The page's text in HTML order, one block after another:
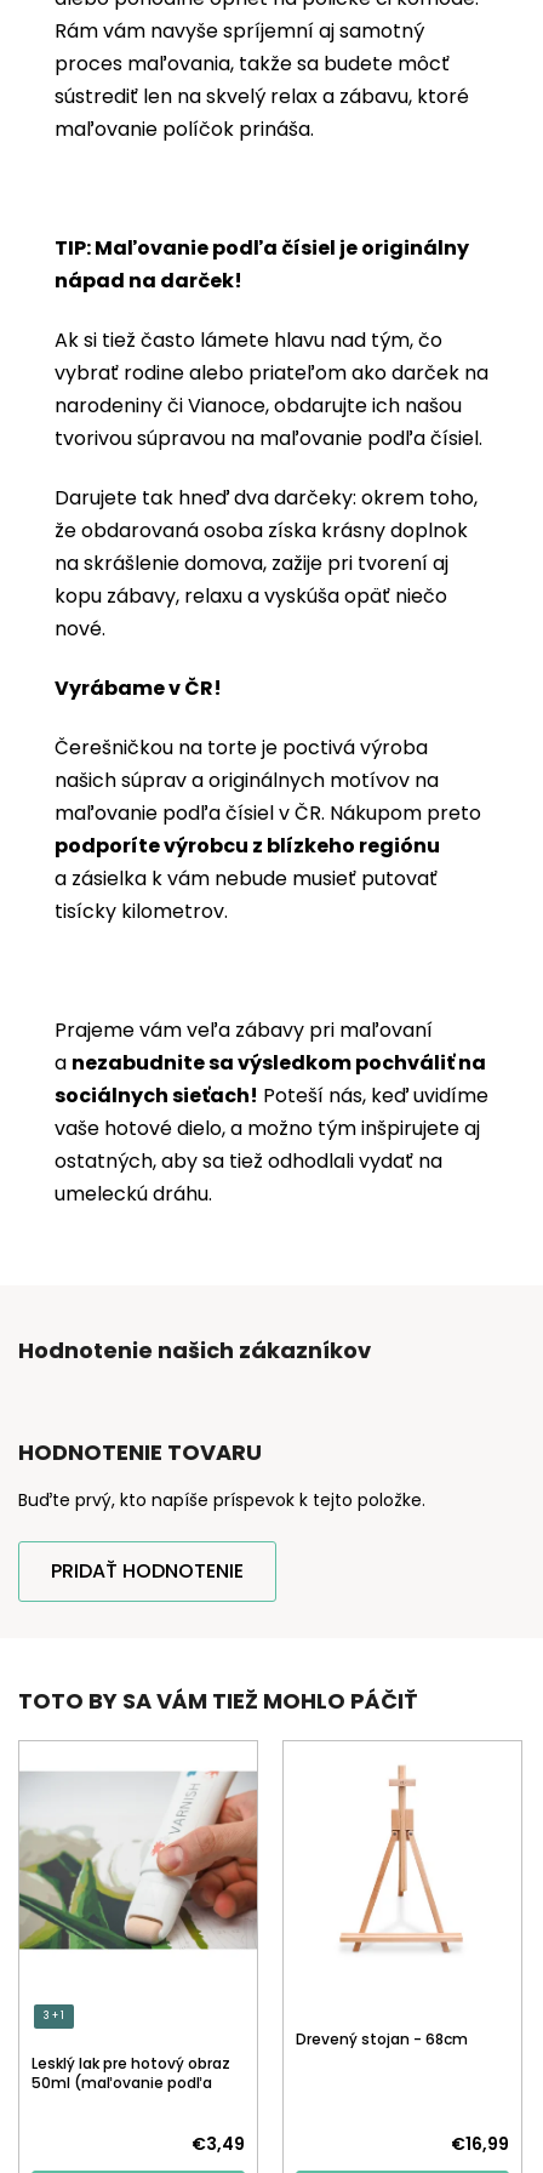
Rám vám navyše spríjemní aj samotný
proces maľovania, takže sa budete môcť
sústrediť len na skvelý relax a zábavu, ktoré
maľovanie políčok prináša.
TIP: Maľovanie podľa čísiel je originálny
nápad na darček!
Ak si tiež často lámete hlavu nad tým, čo
vybrať rodine alebo priateľom ako darček na
narodeniny či Vianoce, obdarujte ich našou
tvorivou súpravou na maľovanie podľa čísiel.
Darujete tak hneď dva darčeky: okrem toho,
že obdarovaná osoba získa krásny doplnok
na skrášlenie domova, zažije pri tvorení aj
kopu zábavy, relaxu a vyskúša opäť niečo
nové.
Vyrábame v ČR!
Čerešničkou na torte je poctivá výroba
našich súprav a originálnych motívov na
maľovanie podľa čísiel v ČR. Nákupom preto
podporíte výrobcu z blízkeho regiónu
a zásielka k vám nebude musieť putovať
tisícky kilometrov.
Prajeme vám veľa zábavy pri maľovaní
a nezabudnite sa výsledkom pochváliť na
sociálnych sieťach! Poteší nás, keď uvidíme
vaše hotové dielo, a možno tým inšpirujete aj
ostatných, aby sa tiež odhodlali vydať na
umeleckú dráhu.
Hodnotenie našich zákazníkov
HODNOTENIE TOVARU
Buďte prvý, kto napíše príspevok k tejto položke.
PRIDAŤ HODNOTENIE
TOTO BY SA VÁM TIEŽ MOHLO PÁČIŤ
3 + 1
Lesklý lak pre hotový obraz
50ml (maľovanie podľa
€3,49
Drevený stojan - 68cm
€16,99